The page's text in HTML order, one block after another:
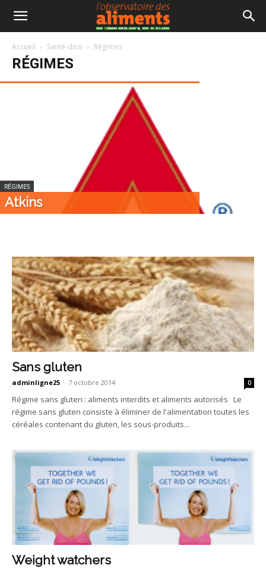
Accueil Santé-dico Régimes
RÉGIMES
RÉGIMES
Le régime FODMAP
RÉGIMES
Atkins
Sans gluten
adminligne25 - 7 octobre 2014 0
Régime sans gluten : aliments interdits et aliments autorisés Le
régime sans gluten consiste à éliminer de l'alimentation toutes les
céréales contenant du gluten, les sous-produits...
Weight watchers